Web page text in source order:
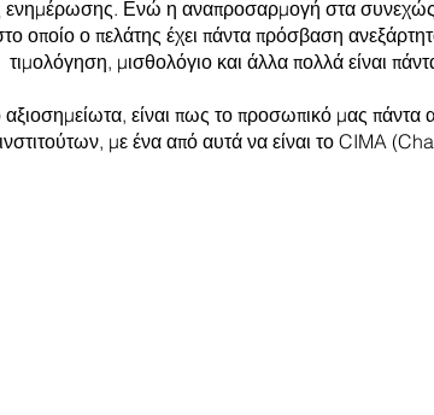
ενημέρωσης. Ενώ η αναπροσαρμογή στα συνεχώς
οποίο ο πελάτης έχει πάντα πρόσβαση
τιμολόγηση, μισθολόγιο και άλλα πολλά είναι
αξιοσημείωτα, είναι πως το προσωπικό μας
ινστιτούτων, με ένα από αυτά να είναι το CIMA